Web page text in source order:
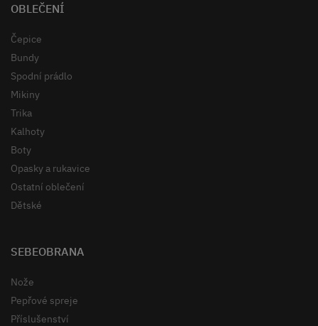
OBLEČENÍ
Čepice
Bundy
Spodní prádlo
Mikiny
Trika
Kalhoty
Boty
Opasky a rukavice
Ostatní oblečení
Dětské
SEBEOBRANA
Nože
Pepřové spreje
Příslušenství